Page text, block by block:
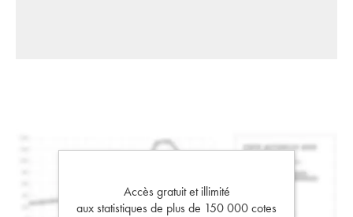
Accès gratuit et illimité
aux statistiques de plus de 150 000 cotes